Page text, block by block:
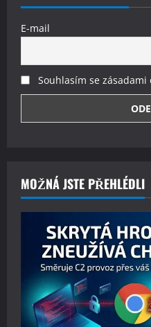
E-mail
Souhlasím se
MOŽNÁ JSTE PŘEHLÉDLI